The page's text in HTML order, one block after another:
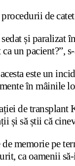
de
sedat și
ca un pacient?”,
este un
în mâinile
de
și să știi că
memorie pe
ca oamenii